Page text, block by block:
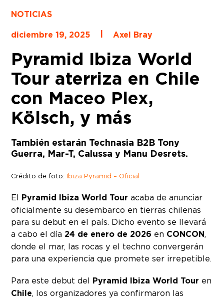
NOTICIAS
diciembre 19, 2025
Axel Bray
Pyramid Ibiza World
Tour aterriza en Chile
con Maceo Plex,
Kölsch, y más
También estarán Technasia B2B Tony
Guerra, Mar-T, Calussa y Manu Desrets.
Crédito de foto:Ibiza Pyramid – Oficial
El Pyramid Ibiza World Tour acaba de anunciar
oficialmente su desembarco en tierras chilenas
para su debut en el país. Dicho evento se llevará
a cabo el día 24 de enero de 2026 en CONCON,
donde el mar, las rocas y el techno convergerán
para una experiencia que promete ser irrepetible.
Para este debut del Pyramid Ibiza World Tour en
Chile, los organizadores ya confirmaron las